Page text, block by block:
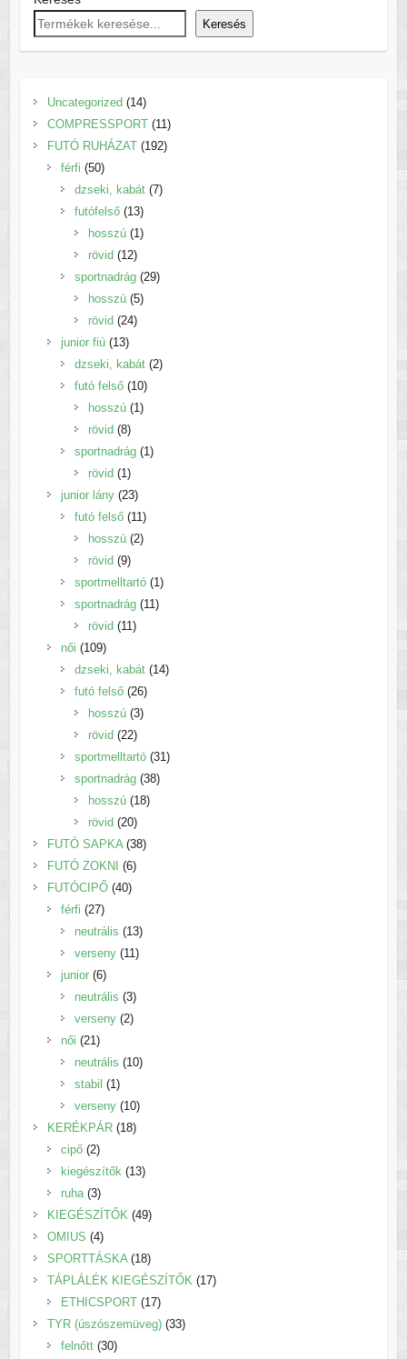
Keresés
Uncategorized 1414
termék
COMPRESSPORT 1111
termék
FUTÓ RUHÁZAT 192192
férfi 5050
termék
dzseki, kabát 77
futófelső 1313
termék
hosszú 11
rövid 1212
termék
sportnadrág 2929
hosszú 55
rövid 2424
junior fiú 1313
termék
dzseki, kabát 22
futó felső 1010
termék
hosszú 11
rövid 88
termék
sportnadrág 11
rövid 11
termék
junior lány 2323
termék
futó felső 1111
termék
hosszú 22
rövid 99
termék
sportmelltartó 11
termék
sportnadrág 1111
rövid 1111
női 109109
termék
dzseki, kabát 1414
futó felső 2626
termék
hosszú 33
rövid 2222
termék
sportmelltartó 3131
sportnadrág 3838
hosszú 1818
rövid 2020
termék
FUTÓ SAPKA 3838
FUTÓ ZOKNI 66
termék
FUTÓCIPŐ 4040
férfi 2727
termék
neutrális 1313
termék
verseny 1111
junior 66
termék
neutrális 33
termék
verseny 22
női 2121
termék
neutrális 1010
stabil 11
termék
verseny 1010
termék
KERÉKPÁR 1818
cipő 22
termék
kiegészítők 1313
ruha 33
termék
KIEGÉSZÍTŐK 4949
OMIUS 44
termék
SPORTTÁSKA 1818
termék
TÁPLÁLÉK KIEGÉSZÍTŐK 1717
ETHICSPORT 1717
termék
TYR (úszószemüveg) 3333
felnőtt 3030